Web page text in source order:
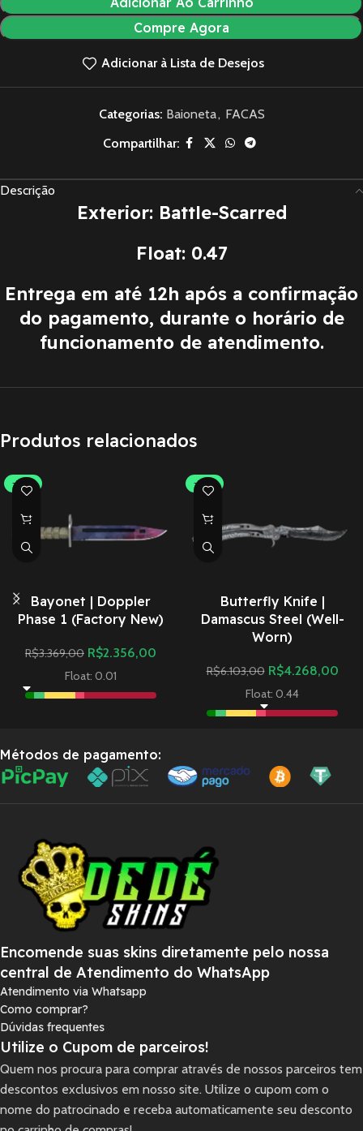
Compre Agora
Adicionar à Lista de Desejos
Categorias: Baioneta, FACAS
Compartilhar:
Descrição
Exterior: Battle-Scarred
Float: 0.47
Entrega em até 12h após a confirmação
do pagamento, durante o horário de
funcionamento de atendimento.
Produtos relacionados
-30%
Bayonet | Doppler
Phase 1 (Factory New)
R$3.369,00 R$2.356,00
Float: 0.01
-30%
Butterfly Knife |
Damascus Steel (Well-
Worn)
R$6.103,00 R$4.268,00
Float: 0.44
Métodos de pagamento:
Encomende suas skins diretamente pelo nossa
central de Atendimento do WhatsApp
Atendimento via Whatsapp
Como comprar?
Dúvidas frequentes
Utilize o Cupom de parceiros!
Quem nos procura para comprar através de nossos parceiros tem
descontos exclusivos em nosso site. Utilize o cupom com o
nome do patrocinado e receba automaticamente seu desconto